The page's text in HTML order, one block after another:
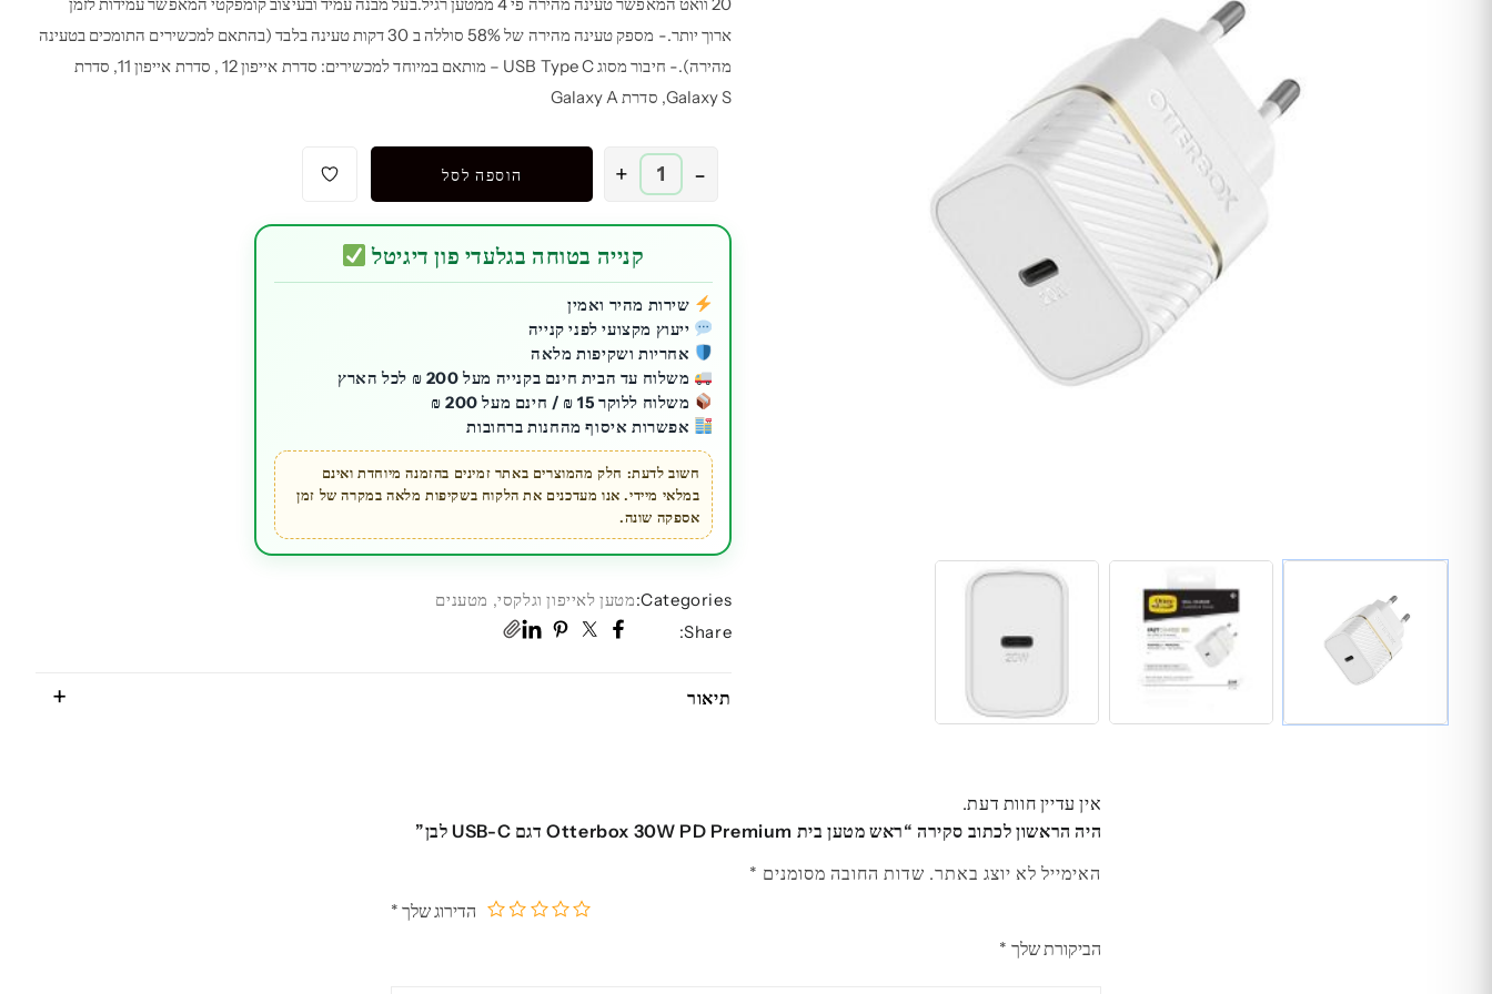
ארוך יותר.- מספק טעינה מהירה של 58% סוללה ב 30 דקות טעינה בלבד (בהתאם למכשירים התומכים בטעינה
מהירה).- חיבור מסוג USB Type C – מותאם במיוחד למכשירים: סדרת אייפון 12 , סדרת אייפון 11, סדרת
Galaxy S, סדרת Galaxy A
- כמות
של
ראש
בית
Otterbox
30W
PD
Premium
דגם
C
לבן
+ הוספה לסל
קנייה בטוחה בגלעדי פון דיגיטל
שירות מהיר ואמין
ייעוץ מקצועי לפני קנייה
אחריות ושקיפות מלאה
משלוח עד הבית חינם בקנייה מעל 200 ₪ לכל הארץ
משלוח ללוקר 15 ₪ / חינם מעל 200 ₪
אפשרות איסוף מהחנות ברחובות
חשוב לדעת: חלק מהמוצרים באתר זמינים בהזמנה מיוחדת ואינם
במלאי מיידי. אנו מעדכנים את הלקוח בשקיפות מלאה במקרה של זמן
אספקה שונה.
Categories: מטען לאייפון וגלקסי, מטענים
Share:
תיאור
אין עדיין חוות דעת.
היה הראשון לכתוב סקירה “ראש מטען בית Otterbox 30W PD Premium דגם USB-C לבן”
האימייל לא יוצג באתר. שדות החובה מסומנים *
הדירוג שלך *
הביקורת שלך *